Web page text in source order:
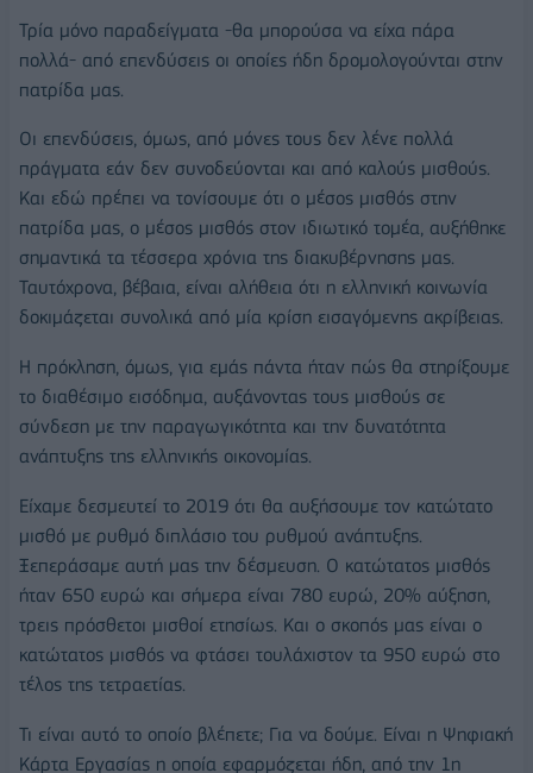
Τρία μόνο παραδείγματα -θα μπορούσα να είχα πάρα
πολλά- από επενδύσεις οι οποίες ήδη δρομολογούνται στην
πατρίδα μας.
Οι επενδύσεις, όμως, από μόνες τους δεν λένε πολλά
πράγματα εάν δεν συνοδεύονται και από καλούς μισθούς.
Και εδώ πρέπει να τονίσουμε ότι ο μέσος μισθός στην
πατρίδα μας, ο μέσος μισθός στον ιδιωτικό τομέα, αυξήθηκε
σημαντικά τα τέσσερα χρόνια της διακυβέρνησης μας.
Ταυτόχρονα, βέβαια, είναι αλήθεια ότι η ελληνική κοινωνία
δοκιμάζεται συνολικά από μία κρίση εισαγόμενης ακρίβειας.
Η πρόκληση, όμως, για εμάς πάντα ήταν πώς θα στηρίξουμε
το διαθέσιμο εισόδημα, αυξάνοντας τους μισθούς σε
σύνδεση με την παραγωγικότητα και την δυνατότητα
ανάπτυξης της ελληνικής οικονομίας.
Είχαμε δεσμευτεί το 2019 ότι θα αυξήσουμε τον κατώτατο
μισθό με ρυθμό διπλάσιο του ρυθμού ανάπτυξης.
Ξεπεράσαμε αυτή μας την δέσμευση. Ο κατώτατος μισθός
ήταν 650 ευρώ και σήμερα είναι 780 ευρώ, 20% αύξηση,
τρεις πρόσθετοι μισθοί ετησίως. Και ο σκοπός μας είναι ο
κατώτατος μισθός να φτάσει τουλάχιστον τα 950 ευρώ στο
τέλος της τετραετίας.
Τι είναι αυτό το οποίο βλέπετε; Για να δούμε. Είναι η Ψηφιακή
Κάρτα Εργασίας η οποία εφαρμόζεται ήδη, από την 1η